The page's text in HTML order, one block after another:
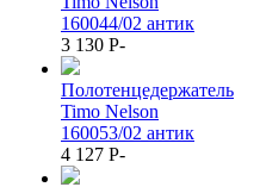
160044/02 антик
3 130 P-
Полотенцедержатель
Timo Nelson
160053/02 антик
4 127 P-